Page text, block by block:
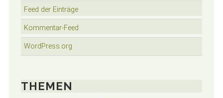
Feed der Einträge
Kommentar-Feed
WordPress.org
THEMEN